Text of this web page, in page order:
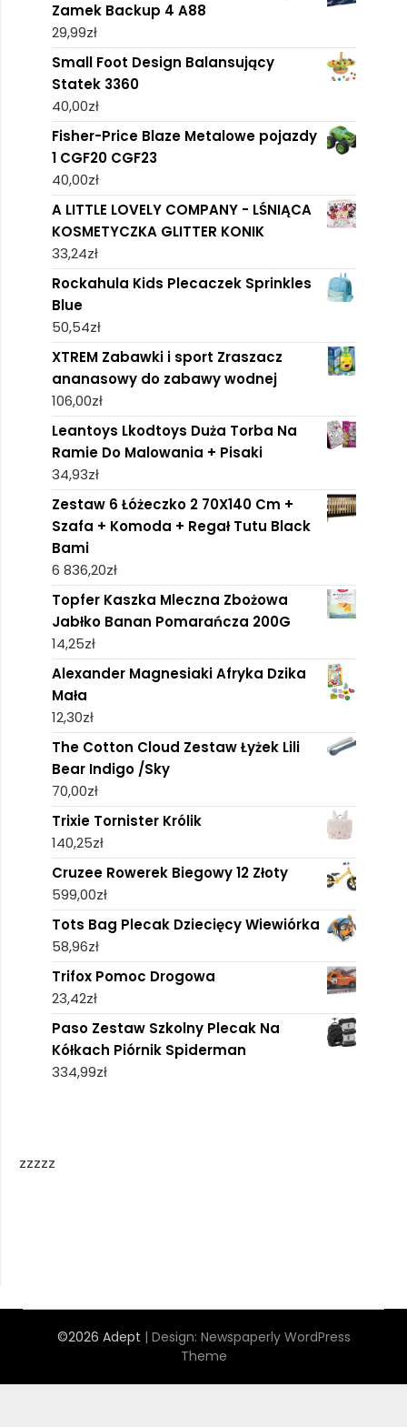
Zamek Backup 4 A88
29,99zł
Small Foot Design Balansujący
Statek 3360
40,00zł
Fisher-Price Blaze Metalowe pojazdy
1 CGF20 CGF23
40,00zł
A LITTLE LOVELY COMPANY - LŚNIĄCA
KOSMETYCZKA GLITTER KONIK
33,24zł
Rockahula Kids Plecaczek Sprinkles
Blue
50,54zł
XTREM Zabawki i sport Zraszacz
ananasowy do zabawy wodnej
106,00zł
Leantoys Lkodtoys Duża Torba Na
Ramie Do Malowania + Pisaki
34,93zł
Zestaw 6 Łóżeczko 2 70X140 Cm +
Szafa + Komoda + Regał Tutu Black
Bami
6 836,20zł
Topfer Kaszka Mleczna Zbożowa
Jabłko Banan Pomarańcza 200G
14,25zł
Alexander Magnesiaki Afryka Dzika
Mała
12,30zł
The Cotton Cloud Zestaw Łyżek Lili
Bear Indigo /Sky
70,00zł
Trixie Tornister Królik
140,25zł
Cruzee Rowerek Biegowy 12 Złoty
599,00zł
Tots Bag Plecak Dziecięcy Wiewiórka
58,96zł
Trifox Pomoc Drogowa
23,42zł
Paso Zestaw Szkolny Plecak Na
Kółkach Piórnik Spiderman
334,99zł
zzzzz
©2026 Adept | Design: Newspaperly WordPress
Theme